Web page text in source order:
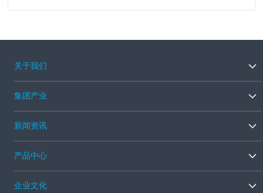
关于我们
集团产业
新闻资讯
产品中心
企业文化